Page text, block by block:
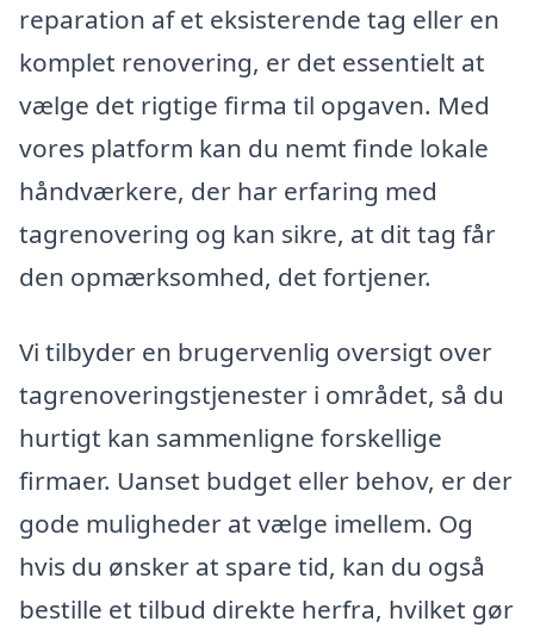
reparation af et eksisterende tag eller en
komplet renovering, er det essentielt at
vælge det rigtige firma til opgaven. Med
vores platform kan du nemt finde lokale
håndværkere, der har erfaring med
tagrenovering og kan sikre, at dit tag får
den opmærksomhed, det fortjener.
Vi tilbyder en brugervenlig oversigt over
tagrenoveringstjenester i området, så du
hurtigt kan sammenligne forskellige
firmaer. Uanset budget eller behov, er der
gode muligheder at vælge imellem. Og
hvis du ønsker at spare tid, kan du også
bestille et tilbud direkte herfra, hvilket gør